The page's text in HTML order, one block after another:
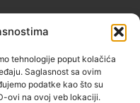
tehnologije poput kolačića
Saglasnost sa ovim
podatke kao što su
ovi na ovoj veb lokaciji.
72000 ZENICA